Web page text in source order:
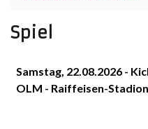
Spiel
Samstag, 22.08.2026 -
OLM - Raiffeisen-